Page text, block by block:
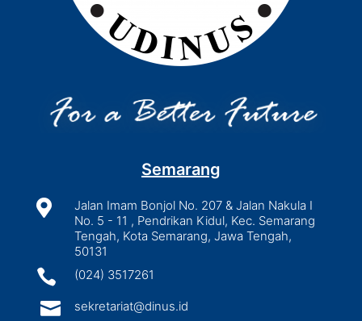
Semarang

Jalan Imam Bonjol No. 207 & Jalan Nakula I
No. 5 - 11 , Pendrikan Kidul, Kec. Semarang
Tengah, Kota Semarang, Jawa Tengah,
50131
 (024) 3517261
 sekretariat@dinus.id